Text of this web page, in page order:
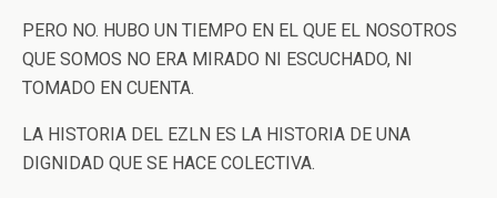
PERO NO. HUBO UN TIEMPO EN EL QUE EL NOSOTROS
QUE SOMOS NO ERA MIRADO NI ESCUCHADO, NI
TOMADO EN CUENTA.
LA HISTORIA DEL EZLN ES LA HISTORIA DE UNA
DIGNIDAD QUE SE HACE COLECTIVA.